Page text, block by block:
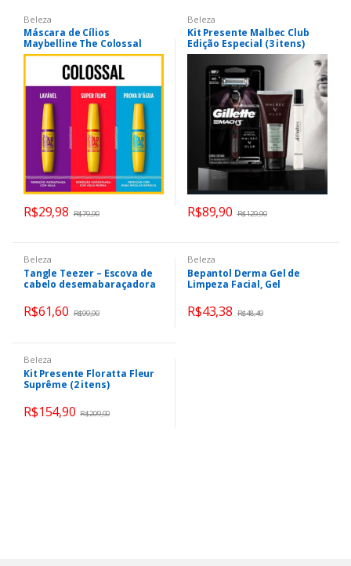
Beleza
Máscara de Cílios
Maybelline The Colossal
Volum’ Express Lavável
R$29,98 R$79,90
Beleza
Kit Presente Malbec Club
Edição Especial (3 itens)
R$89,90 R$129,90
Beleza
Tangle Teezer – Escova de
cabelo desemabaraçadora
R$61,60 R$99,90
Beleza
Bepantol Derma Gel de
Limpeza Facial, Gel
Líquido, Limpeza Delicada,
Uso Diário, 200ml
R$43,38 R$48,49
Beleza
Kit Presente Floratta Fleur
Suprême (2 itens)
R$154,90 R$209,90